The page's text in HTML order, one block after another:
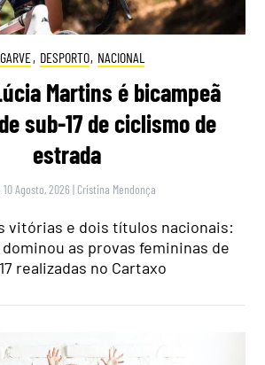
, DESPORTO, NACIONAL
Martins é bicampeã
sub-17 de ciclismo de
estrada
10 Agosto, 2026 | Cristina Mendonça
vitórias e dois títulos nacionais:
as provas femininas de
realizadas no Cartaxo